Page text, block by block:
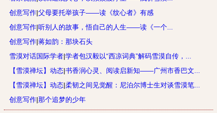
创意写作|父母要托举孩子——读《纹心者》有感
创意写作|听别人的故事，悟自己的人生——读《一个...
创意写作|蒋如韵：那块石头
雪漠对话国际学者|学者包汉毅以“西凉词典”解码雪漠自传，...
【雪漠禅坛】动态|书香润心灵、阅读启新知——广州市香巴文...
【雪漠禅坛】动态|柔韧之间见觉醒：尼泊尔博士生对谈雪漠笔...
创意写作|那个追梦的少年